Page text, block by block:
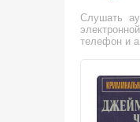
Слушать
телефон и